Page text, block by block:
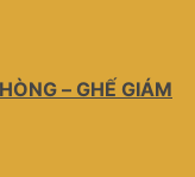
– GHẾ GIÁM